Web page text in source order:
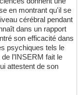
en montrant qu'il se
cérébral pendant
dans un rapport
son efficacité dans
psychiques tels le
l’INSERM fait le
attestent de son